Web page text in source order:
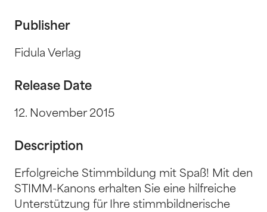
Publisher
Fidula Verlag
Release Date
12. November 2015
Description
Erfolgreiche Stimmbildung mit Spaß! Mit den
STIMM-Kanons erhalten Sie eine hilfreiche
Unterstützung für Ihre stimmbildnerische